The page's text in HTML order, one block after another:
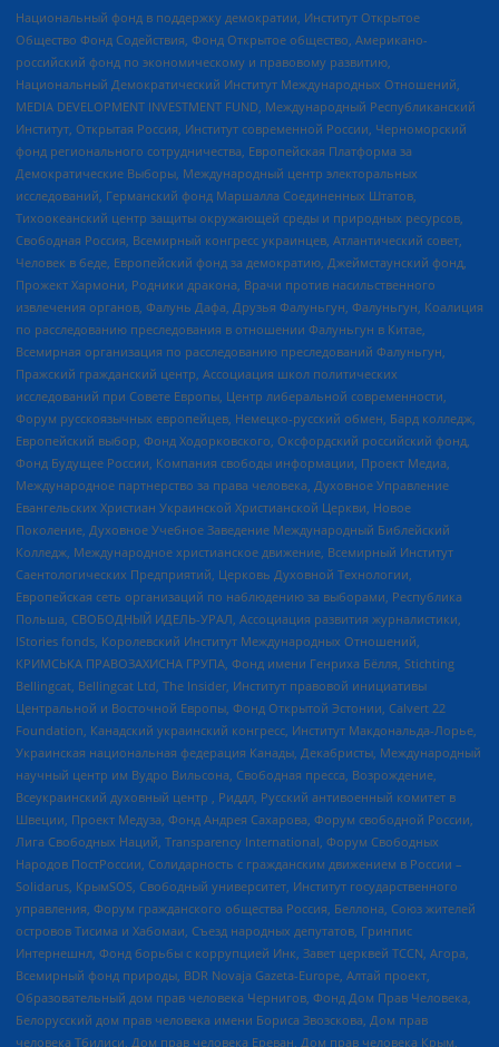
Национальный фонд в поддержку демократии, Институт Открытое
Общество Фонд Содействия, Фонд Открытое общество, Американо-
российский фонд по экономическому и правовому развитию,
Национальный Демократический Институт Международных Отношений,
MEDIA DEVELOPMENT INVESTMENT FUND, Международный Республиканский
Институт, Открытая Россия, Институт современной России, Черноморский
фонд регионального сотрудничества, Европейская Платформа за
Демократические Выборы, Международный центр электоральных
исследований, Германский фонд Маршалла Соединенных Штатов,
Тихоокеанский центр защиты окружающей среды и природных ресурсов,
Свободная Россия, Всемирный конгресс украинцев, Атлантический совет,
Человек в беде, Европейский фонд за демократию, Джеймстаунский фонд,
Прожект Хармони, Родники дракона, Врачи против насильственного
извлечения органов, Фалунь Дафа, Друзья Фалуньгун, Фалуньгун, Коалиция
по расследованию преследования в отношении Фалуньгун в Китае,
Всемирная организация по расследованию преследований Фалуньгун,
Пражский гражданский центр, Ассоциация школ политических
исследований при Совете Европы, Центр либеральной современности,
Форум русскоязычных европейцев, Немецко-русский обмен, Бард колледж,
Европейский выбор, Фонд Ходорковского, Оксфордский российский фонд,
Фонд Будущее России, Компания свободы информации, Проект Медиа,
Международное партнерство за права человека, Духовное Управление
Евангельских Христиан Украинской Христианской Церкви, Новое
Поколение, Духовное Учебное Заведение Международный Библейский
Колледж, Международное христианское движение, Всемирный Институт
Саентологических Предприятий, Церковь Духовной Технологии,
Европейская сеть организаций по наблюдению за выборами, Республика
Польша, СВОБОДНЫЙ ИДЕЛЬ-УРАЛ, Ассоциация развития журналистики,
IStories fonds, Королевский Институт Международных Отношений,
КРИМСЬКА ПРАВОЗАХИСНА ГРУПА, Фонд имени Генриха Бёлля, Stichting
Bellingcat, Bellingcat Ltd, The Insider, Институт правовой инициативы
Центральной и Восточной Европы, Фонд Открытой Эстонии, Calvert 22
Foundation, Канадский украинский конгресс, Институт Макдональда-Лорье,
Украинская национальная федерация Канады, Декабристы, Международный
научный центр им Вудро Вильсона, Свободная пресса, Возрождение,
Всеукраинский духовный центр , Риддл, Русский антивоенный комитет в
Швеции, Проект Медуза, Фонд Андрея Сахарова, Форум свободной России,
Лига Свободных Наций, Transparеncy International, Форум Свободных
Народов ПостРоссии, Солидарность с гражданским движением в России –
Solidarus, КрымSOS, Свободный университет, Институт государственного
управления, Форум гражданского общества Россия, Беллона, Союз жителей
островов Тисима и Хабомаи, Съезд народных депутатов, Гринпис
Интернешнл, Фонд борьбы с коррупцией Инк, Завет церквей TCCN, Агора,
Всемирный фонд природы, BDR Novaja Gazeta-Europe, Алтай проект,
Образовательный дом прав человека Чернигов, Фонд Дом Прав Человека,
Белорусский дом прав человека имени Бориса Звозскова, Дом прав
человека Тбилиси, Дом прав человека Ереван, Дом прав человека Крым,